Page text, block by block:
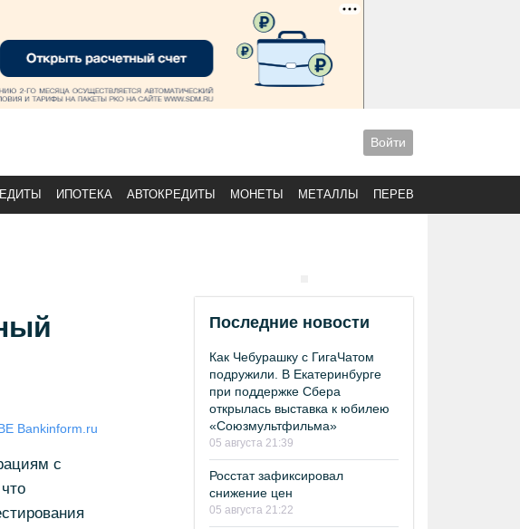
Войти
ИПОТЕКА АВТОКРЕДИТЫ МОНЕТЫ МЕТАЛЛЫ ПЕРЕВОДЫ
Bankinform.ru
с
Последние новости
Как Чебурашку с ГигаЧатом
подружили. В Екатеринбурге
при поддержке Сбера
открылась выставка к юбилею
«Союзмультфильма»
05 августа 21:39
Росстат зафиксировал
снижение цен
05 августа 21:22